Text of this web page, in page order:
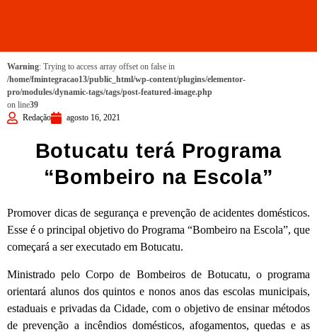
Warning: Trying to access array offset on false in
/home/fmintegracao13/public_html/wp-content/plugins/elementor-
pro/modules/dynamic-tags/tags/post-featured-image.php
on line39
Redação
agosto 16, 2021
Botucatu terá Programa
“Bombeiro na Escola”
Promover dicas de segurança e prevenção de acidentes domésticos.
Esse é o principal objetivo do Programa “Bombeiro na Escola”, que
começará a ser executado em Botucatu.
Ministrado pelo Corpo de Bombeiros de Botucatu, o programa
orientará alunos dos quintos e nonos anos das escolas municipais,
estaduais e privadas da Cidade, com o objetivo de ensinar métodos
de prevenção a incêndios domésticos, afogamentos, quedas e as